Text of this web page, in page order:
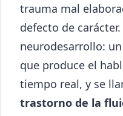
trauma mal
defecto de
neurodesarrollo:
que produce el
tiempo real, y se
trastorno de la